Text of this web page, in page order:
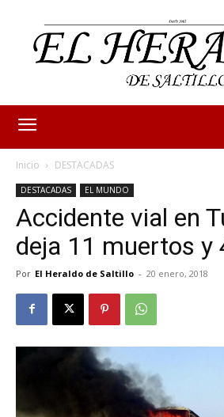
Inicio DESTACADAS
DESTACADAS EL MUNDO
Accidente vial en
deja 11 muertos y
Por El Heraldo de Saltillo - 20 enero, 2018